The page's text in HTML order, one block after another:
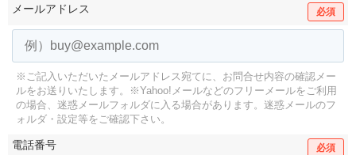
メールアドレス 必須
※ご記入いただいたメールアドレス宛てに、お問合せ内容の確認メー
ルをお送りいたします。
※Yahoo!メールなどのフリーメールをご利用
の場合、迷惑メールフォルダに入る場合があります。 迷惑メールのフ
ォルダ・設定等をご確認下さい。
電話番号 必須